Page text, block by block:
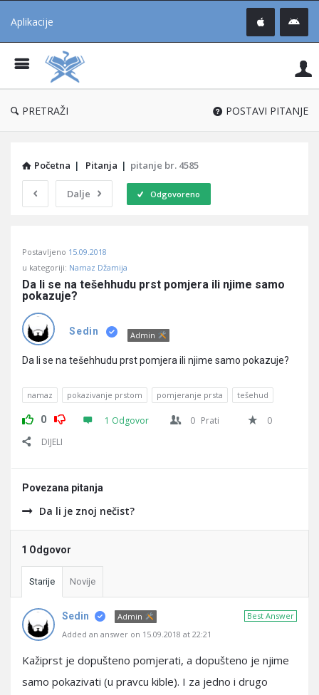
Aplikacije
®
PRETRAŽI POSTAVI PITANJE
Početna | Pitanja | pitanje br. 4585
Dalje Odgovoreno
Učene
Latest
Pitanja
Postavljeno 15.09.2018
u kategoriji: Namaz Džamija
Da li se na tešehhudu prst pomjera ili njime samo
pokazuje?
Sedin Admin
Da li se na tešehhudu prst pomjera ili njime samo pokazuje?
namaz pokazivanje prstom pomjeranje prsta tešehud
0 1 Odgovor 0 Prati
0
DIJELI
Povezana pitanja
Da li je znoj nečist?
1 Odgovor
Starije Novije
Best Answer
Sedin
Admin
Added an answer on 15.09.2018 at 22:21
Kažiprst je dopušteno pomjerati, a dopušteno je njime
samo pokazivati (u pravcu kible). I za jedno i drugo